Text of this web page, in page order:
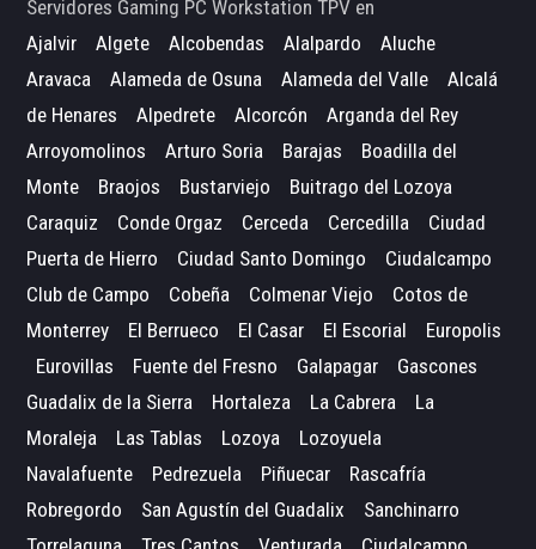
Servidores Gaming PC Workstation TPV en
Ajalvir
Algete Alcobendas Alalpardo
Aluche
Aravaca
Alameda de Osuna Alameda del Valle
Alcalá
de Henares
Alpedrete Alcorcón
Arganda del Rey
Arroyomolinos
Arturo Soria Barajas
Boadilla del
Monte
Braojos Bustarviejo
Buitrago del Lozoya
Caraquiz
Conde Orgaz Cerceda Cercedilla
Ciudad
Puerta de Hierro
Ciudad Santo Domingo
Ciudalcampo
Club de Campo
Cobeña Colmenar Viejo
Cotos de
Monterrey
El Berrueco El Casar El Escorial
Europolis
Eurovillas
Fuente del Fresno Galapagar
Gascones
Guadalix de la Sierra
Hortaleza La Cabrera
La
Moraleja
Las Tablas Lozoya
Lozoyuela
Navalafuente
Pedrezuela Piñuecar
Rascafría
Robregordo
San Agustín del Guadalix
Sanchinarro